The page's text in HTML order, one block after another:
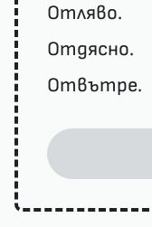
Отляво.
Отдясно.
Отвътре.